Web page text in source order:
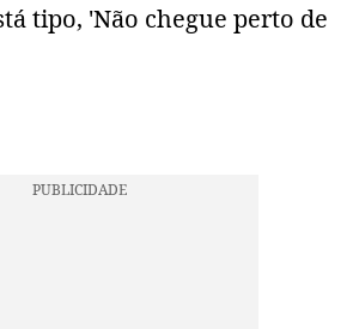
tipo, 'Não chegue perto de